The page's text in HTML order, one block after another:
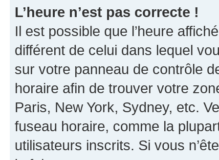
L’heure n’est pas correcte !
Il est possible que l’heure
différent de celui dans lequel
sur votre panneau de contrôle
horaire afin de trouver votre
Paris, New York, Sydney, etc.
fuseau horaire, comme la
utilisateurs inscrits. Si vous